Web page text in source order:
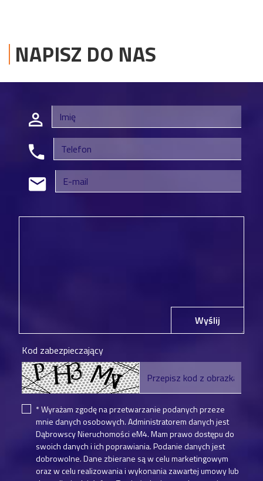
NAPISZ DO NAS
Wyślij
Kod zabezpieczający
* Wyrażam zgodę na przetwarzanie podanych przeze
mnie danych osobowych. Administratorem danych jest
Dąbrowscy Nieruchomości eM4. Mam prawo dostępu do
swoich danych i ich poprawiania. Podanie danych jest
dobrowolne. Dane zbierane są w celu marketingowym
oraz w celu realizowania i wykonania zawartej umowy lub